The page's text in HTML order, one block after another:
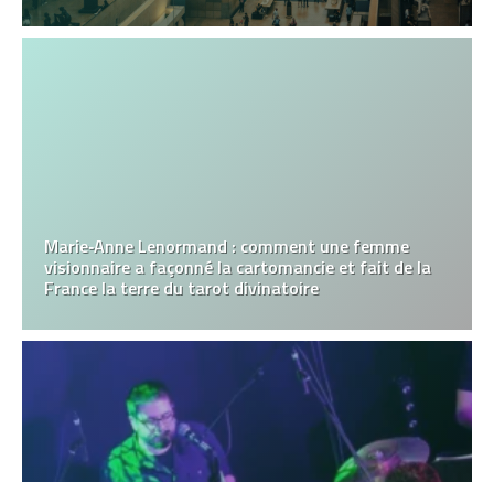
Marie‑Anne Lenormand : comment une femme
visionnaire a façonné la cartomancie et fait de la
France la terre du tarot divinatoire